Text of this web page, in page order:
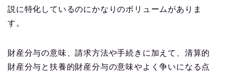
説に特化しているのにかなりのボリュームがありま
す。
財産分与の意味、請求方法や手続きに加えて、清算的
財産分与と扶養的財産分与の意味やよく争いになる点